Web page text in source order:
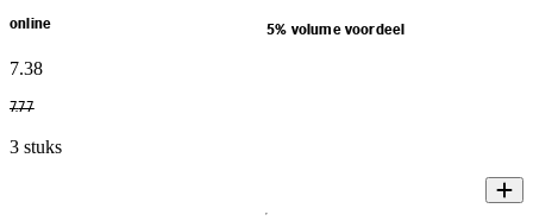
online 5% volume voordeel
7.38
7.77
3 stuks